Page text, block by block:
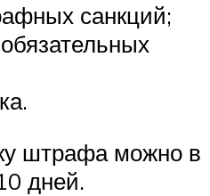
санкций;
штрафа можно в
дней.